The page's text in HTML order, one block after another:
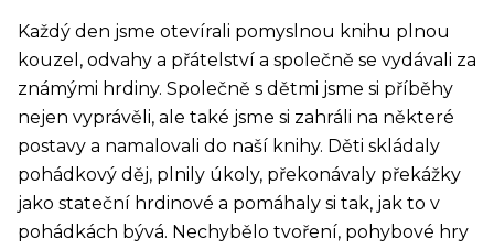
Každý den jsme otevírali pomyslnou knihu plnou
kouzel, odvahy a přátelství a společně se vydávali za
známými hrdiny. Společně s dětmi jsme si příběhy
nejen vyprávěli, ale také jsme si zahráli na některé
postavy a namalovali do naší knihy. Děti skládaly
pohádkový děj, plnily úkoly, překonávaly překážky
jako stateční hrdinové a pomáhaly si tak, jak to v
pohádkách bývá. Nechybělo tvoření, pohybové hry